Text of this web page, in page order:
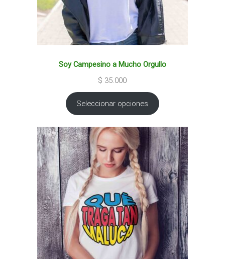
Soy Campesino a Mucho Orgullo
$ 35.000
Seleccionar opciones